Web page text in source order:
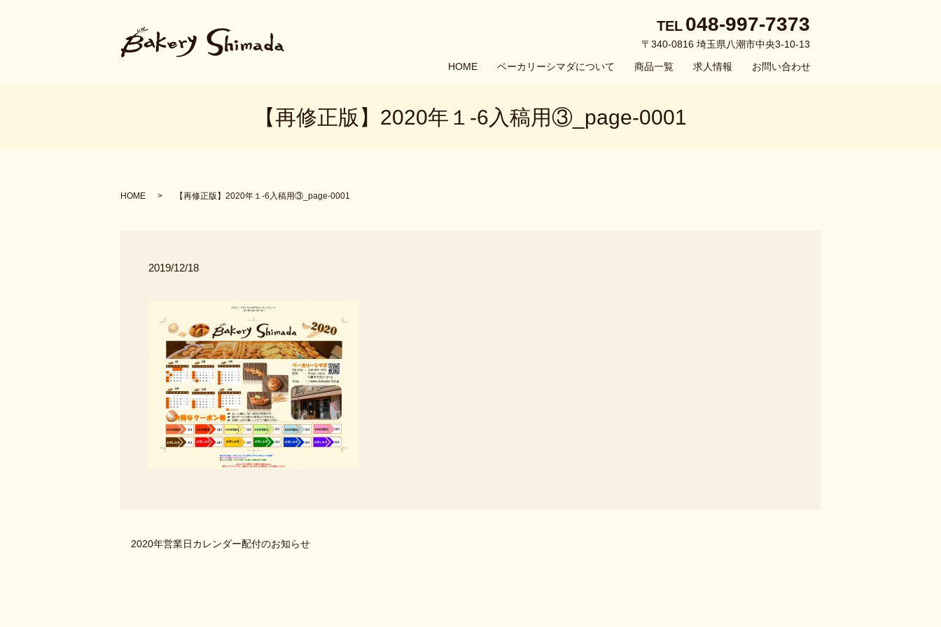
TEL 048-997-7373
〒340-0816 埼玉県八潮市中央3-10-13
HOME
ベーカリーシマダについて 商品一覧 求人情報 お問い合わせ
【再修正版】2020年１-6入稿用③_page-0001
HOME 【再修正版】2020年１-6入稿用③_page-0001
2019/12/18
2020年営業日カレンダー配付のお知らせ